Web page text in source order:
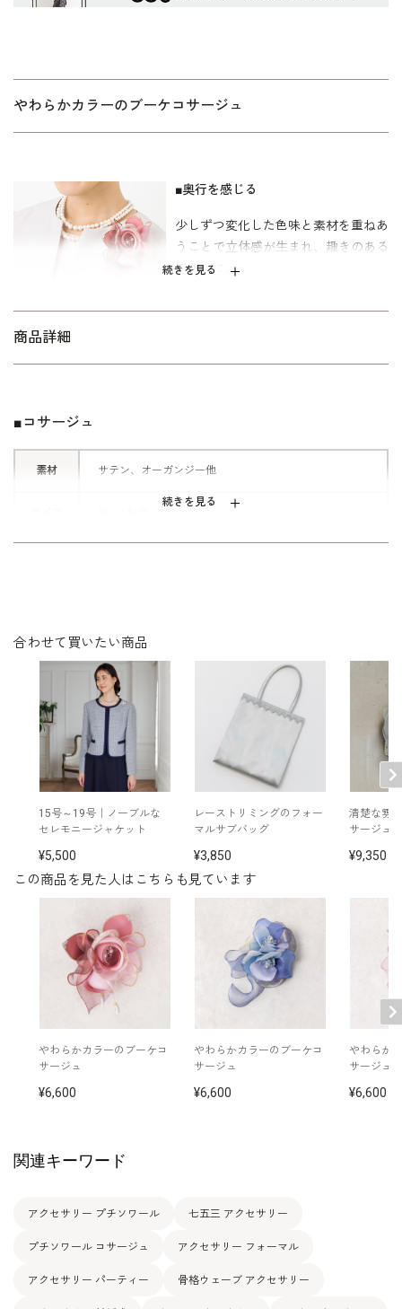
わらかカラーのブーケコサージュ
続きを見る
■奥行を感じる
少しずつ変化した色味と素材を重ねあ
うことで立体感が生まれ、趣きのある
佇まいに。
しました。
なく装いに馴染むカラーリングです。
商品詳細
続きを見る
■コサージュ
素材 サテン、オーガンジー他
10
この商品を見た人はこちらも見ています
わらかカラーのブーケコ
サージュ
6,600
わらかカラーのブーケコ
サージュ
6,600
わらかカ
サージュ
6,600
合わせて買いたい商品
15号～19号｜ノーブルな
セレモニージャケット
5,500
レーストリミングのフォー
マルサブバッグ
3,850
清楚な雰
サージュ
9,350
関連キーワード
アクセサリー プチソワール 七五三 アクセサリー
プチソワール コサージュ アクセサリー フォーマル
アクセサリー パーティー 骨格ウェーブ アクセサリー